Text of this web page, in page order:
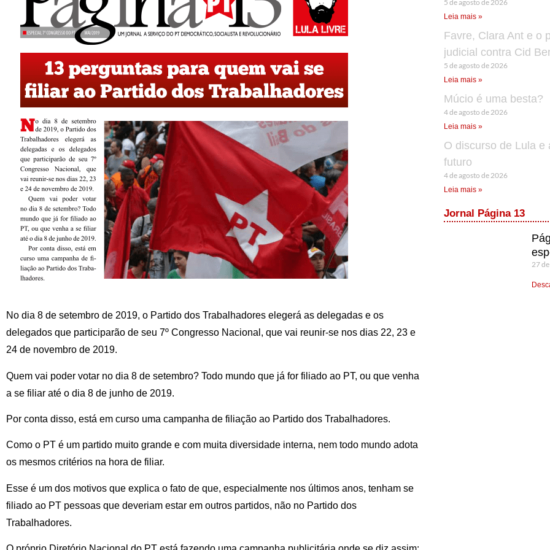
No dia 8 de setembro de 2019, o Partido dos Trabalhadores elegerá as delegadas e os
delegados que participarão de seu 7º Congresso Nacional, que vai reunir-se nos dias 22, 23 e
24 de novembro de 2019.
Quem vai poder votar no dia 8 de setembro? Todo mundo que já for filiado ao PT, ou que venha
a se filiar até o dia 8 de junho de 2019.
Por conta disso, está em curso uma campanha de filiação ao Partido dos Trabalhadores.
Como o PT é um partido muito grande e com muita diversidade interna, nem todo mundo adota
os mesmos critérios na hora de filiar.
Esse é um dos motivos que explica o fato de que, especialmente nos últimos anos, tenham se
filiado ao PT pessoas que deveriam estar em outros partidos, não no Partido dos
Trabalhadores.
5 de agosto de 2026
Leia mais »
Favre, Clara Ant e o
judicial contra Cid
5 de agosto de 2026
Leia mais »
Múcio é uma besta?
4 de agosto de 2026
Leia mais »
O discurso de Lula e
futuro
4 de agosto de 2026
Leia mais »
Jornal Página 13
27